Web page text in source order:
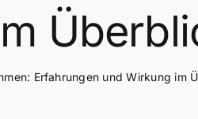
Erfahrungen und Wirkung im